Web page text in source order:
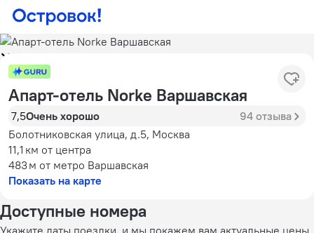
Апарт-отель Norke Варшавская
7,5Очень хорошо
94 отзыва
Болотниковская улица, д.5, Москва
11,1 км от центра
483 м от метро Варшавская
Показать на карте
Доступные номера
Укажите даты поездки, и мы покажем вам актуальные цены